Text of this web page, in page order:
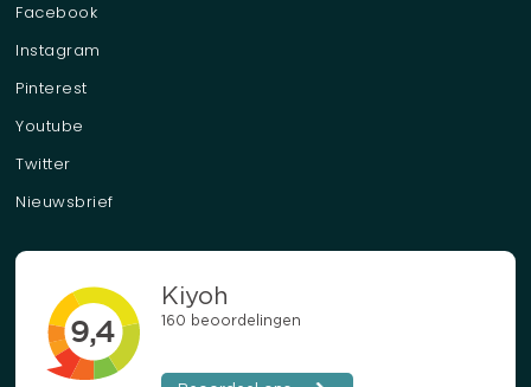
Facebook
Instagram
Pinterest
Youtube
Twitter
Nieuwsbrief